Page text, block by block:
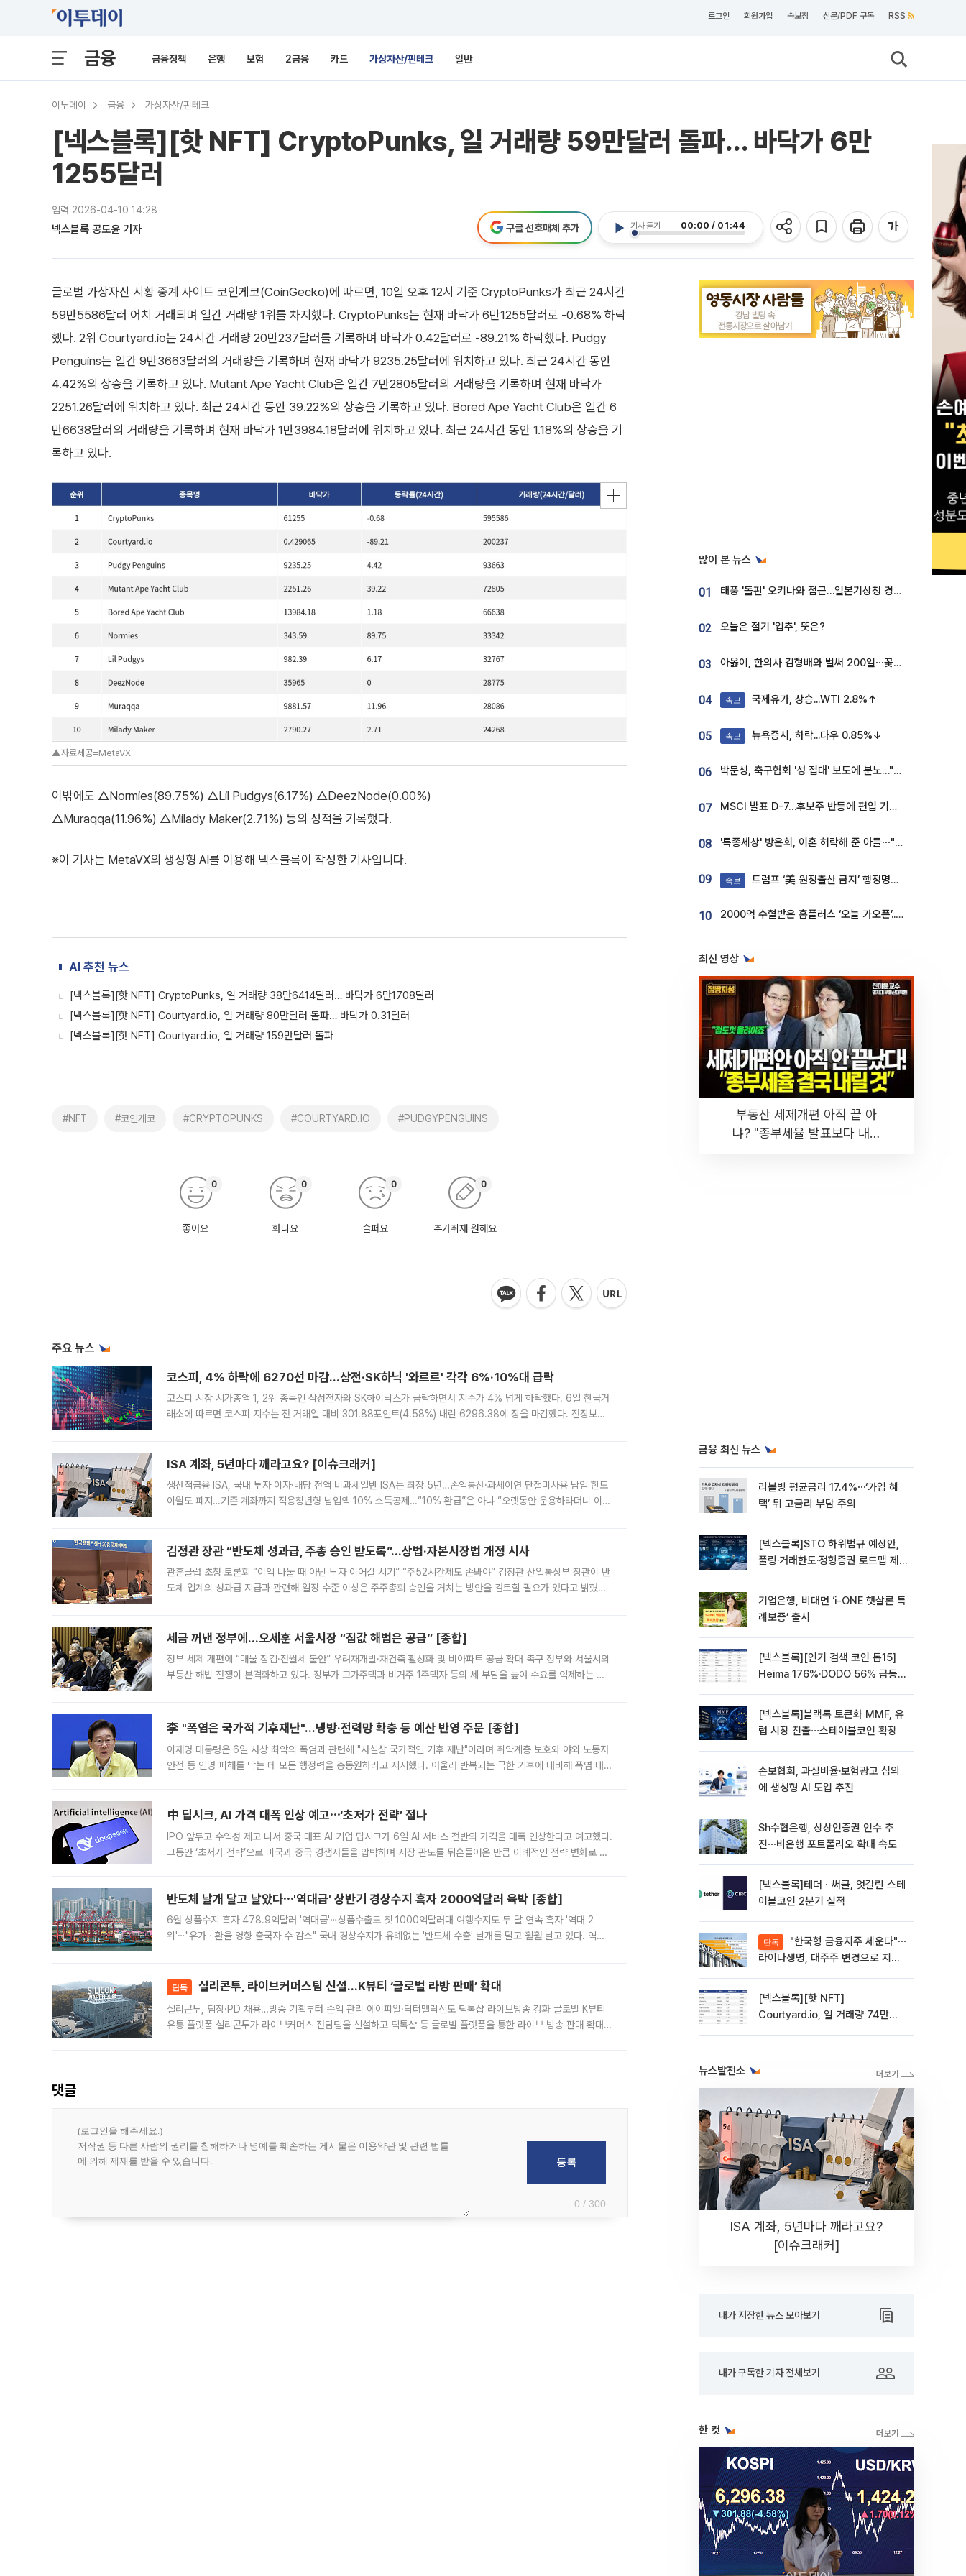
로그인 회원가입 속보창 신문/PDF 구독 RSS
금융 금융정책 은행 보험 2금융 카드 가상자산/핀테크 일반
이투데이 금융 가상자산/핀테크
[넥스블록][핫 NFT] CryptoPunks, 일 거래량 59만달러 돌파… 바닥가 6만
1255달러
입력 2026-04-10 14:28
넥스블록 공도윤 기자 기사 듣기 00:00 / 01:44
구글 선호매체 추가
글로벌 가상자산 시황 중계 사이트 코인게코(CoinGecko)에 따르면, 10일 오후 12시 기준 CryptoPunks가 최근 24시간
59만5586달러 어치 거래되며 일간 거래량 1위를 차지했다. CryptoPunks는 현재 바닥가 6만1255달러로 -0.68% 하락
했다. 2위 Courtyard.io는 24시간 거래량 20만237달러를 기록하며 바닥가 0.42달러로 -89.21% 하락했다. Pudgy
Penguins는 일간 9만3663달러의 거래량을 기록하며 현재 바닥가 9235.25달러에 위치하고 있다. 최근 24시간 동안
4.42%의 상승을 기록하고 있다. Mutant Ape Yacht Club은 일간 7만2805달러의 거래량을 기록하며 현재 바닥가
2251.26달러에 위치하고 있다. 최근 24시간 동안 39.22%의 상승을 기록하고 있다. Bored Ape Yacht Club은 일간 6
만6638달러의 거래량을 기록하며 현재 바닥가 1만3984.18달러에 위치하고 있다. 최근 24시간 동안 1.18%의 상승을 기
록하고 있다.
▲자료제공=MetaVX
이밖에도 △Normies(89.75%) △Lil Pudgys(6.17%) △DeezNode(0.00%)
△Muraqqa(11.96%) △Milady Maker(2.71%) 등의 성적을 기록했다.
※이 기사는 MetaVX의 생성형 AI를 이용해 넥스블록이 작성한 기사입니다.
AI 추천 뉴스
[넥스블록][핫 NFT] CryptoPunks, 일 거래량 38만6414달러… 바닥가 6만1708달러
[넥스블록][핫 NFT] Courtyard.io, 일 거래량 80만달러 돌파… 바닥가 0.31달러
[넥스블록][핫 NFT] Courtyard.io, 일 거래량 159만달러 돌파
#NFT #코인게코 #CRYPTOPUNKS #COURTYARD.IO #PUDGYPENGUINS
좋아요
0
화나요
0
슬퍼요
0
추가취재 원해요
0
주요 뉴스
코스피, 4% 하락에 6270선 마감…삼전·SK하닉 '와르르' 각각 6%·10%대 급락
코스피 시장 시가총액 1, 2위 종목인 삼성전자와 SK하이닉스가 급락하면서 지수가 4% 넘게 하락했다. 6일 한국거
래소에 따르면 코스피 지수는 전 거래일 대비 301.88포인트(4.58%) 내린 6296.38에 장을 마감했다. 전장보다
ISA 계좌, 5년마다 깨라고요? [이슈크래커]
생산적금융 ISA, 국내 투자 이자·배당 전액 비과세일반 ISA는 최장 5년…손익통산·과세이연 단절미사용 납입 한도
이월도 폐지…기존 계좌까지 적용청년형 납입액 10% 소득공제…“10% 환급”은 아냐 “오랫동안 운용하라더니 이제
김정관 장관 “반도체 성과급, 주총 승인 받도록”…상법·자본시장법 개정 시사
관훈클럽 초청 토론회 “이익 나눌 때 아닌 투자 이어갈 시기” “주52시간제도 손봐야” 김정관 산업통상부 장관이 반
도체 업계의 성과급 지급과 관련해 일정 수준 이상은 주주총회 승인을 거치는 방안을 검토할 필요가 있다고 밝혔다.
세금 꺼낸 정부에…오세훈 서울시장 “집값 해법은 공급” [종합]
정부 세제 개편에 “매물 잠김·전월세 불안” 우려재개발·재건축 활성화 및 비아파트 공급 확대 촉구 정부와 서울시의
부동산 해법 전쟁이 본격화하고 있다. 정부가 고가주택과 비거주 1주택자 등의 세 부담을 높여 수요를 억제하는 카
李 "폭염은 국가적 기후재난"…냉방·전력망 확충 등 예산 반영 주문 [종합]
이재명 대통령은 6일 사상 최악의 폭염과 관련해 "사실상 국가적인 기후 재난"이라며 취약계층 보호와 야외 노동자
안전 등 인명 피해를 막는 데 모든 행정력을 총동원하라고 지시했다. 아울러 반복되는 극한 기후에 대비해 폭염 대응
中 딥시크, AI 가격 대폭 인상 예고⋯‘초저가 전략’ 접나
IPO 앞두고 수익성 제고 나서 중국 대표 AI 기업 딥시크가 6일 AI 서비스 전반의 가격을 대폭 인상한다고 예고했다.
그동안 ‘초저가 전략’으로 미국과 중국 경쟁사들을 압박하며 시장 판도를 뒤흔들어온 만큼 이례적인 전략 변화로 평
반도체 날개 달고 날았다⋯'역대급' 상반기 경상수지 흑자 2000억달러 육박 [종합]
6월 상품수지 흑자 478.9억달러 '역대급'⋯상품수출도 첫 1000억달러대 여행수지도 두 달 연속 흑자 '역대 2
위'⋯"유가ㆍ환율 영향 출국자 수 감소" 국내 경상수지가 유례없는 '반도체 수출' 날개를 달고 훨훨 날고 있다. 역대
단독 실리콘투, 라이브커머스팀 신설…K뷰티 ‘글로벌 라방 판매’ 확대
실리콘투, 팀장·PD 채용…방송 기획부터 손익 관리 에이피알·닥터멜락신도 틱톡샵 라이브방송 강화 글로벌 K뷰티
유통 플랫폼 실리콘투가 라이브커머스 전담팀을 신설하고 틱톡샵 등 글로벌 플랫폼을 통한 라이브 방송 판매 확대에
댓글
0 / 300
많이 본 뉴스
01 태풍 '돌핀' 오키나와 접근…일본기상청 경로 업데이트
02 오늘은 절기 '입추', 뜻은?
03 아옳이, 한의사 김형배와 벌써 200일⋯꽃다발 들고 "프러포즈 아냐"
04 속보 국제유가, 상승...WTI 2.8%↑
05 속보 뉴욕증시, 하락...다우 0.85%↓
06 박문성, 축구협회 '성 접대' 보도에 분노…"다 말아먹으려고 작정했나"
07 MSCI 발표 D-7…후보주 반등에 편입 기대 재점화
08 '특종세상' 방은희, 이혼 허락해 준 아들⋯"너무 잘 커줬다" 오열
09 속보 트럼프 ‘美 원정출산 금지’ 행정명령 서명
10 2000억 수혈받은 홈플러스 ‘오늘 가오픈’...13일 정식 개장 시험대
최신 영상
부동산 세제개편 아직 끝 아
냐? "종부세율 발표보다 내릴
금융 최신 뉴스
리볼빙 평균금리 17.4%⋯‘가입 혜
택’ 뒤 고금리 부담 주의
[넥스블록]STO 하위법규 예상안,
풀링·거래한도·정형증권 로드맵 제
기업은행, 비대면 ‘i-ONE 햇살론 특
례보증’ 출시
[넥스블록][인기 검색 코인 톱15]
Heima 176%·DODO 56% 급등…
[넥스블록]블랙록 토큰화 MMF, 유
럽 시장 진출∙∙∙스테이블코인 확장
손보협회, 과실비율·보험광고 심의
에 생성형 AI 도입 추진
Sh수협은행, 상상인증권 인수 추
진⋯비은행 포트폴리오 확대 속도
[넥스블록]테더ㆍ써클, 엇갈린 스테
이블코인 2분기 실적
단독
라이나생명, 대주주 변경으로 지주
[넥스블록][핫 NFT]
Courtyard.io, 일 거래량 74만
뉴스발전소
ISA 계좌, 5년마다 깨라고요?
[이슈크래커]
내가 저장한 뉴스 모아보기
내가 구독한 기자 전체보기
한 컷